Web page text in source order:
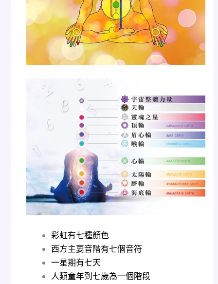
彩虹有七種顏色
西方主要音階有七個音符
一星期有七天
人類童年到七歲為一個階段